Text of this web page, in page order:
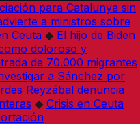
para Catalunya sin
a ministros sobre
Ceuta ◆ El hijo de Biden
doloroso y
de 70.000 migrantes
a Sánchez por
Reyzábal denuncia
◆ Crisis en Ceuta